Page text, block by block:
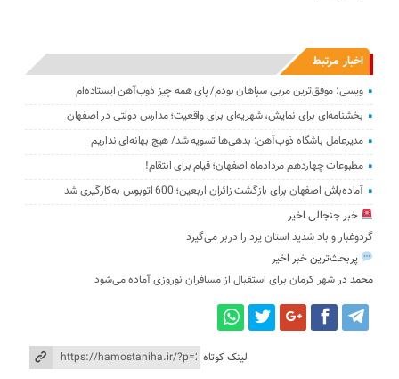
اخبار مرتبط
ویسی: موفق‌ترین مربی سپاهان بودم/ پای همه چیز ذوب‌آهن ایستاده‌ام
بخشنامه‌ای برای نمایش، شهریه‌ای برای واقعیت؛ مدارس دولتی در اصفهان
مدیرعامل باشگاه ذوب‌آهن: ‌بدهی‌ها ‌تسویه شد/ هیچ بهانه‌ای نداریم
مطبوعات چهاردهم مردادماه اصفهان؛ قیام برای انتقام!
آماده‌باش اصفهان برای بازگشت زائران اربعین؛ 600 اتوبوس به‌کارگیری شد
خبر جنجالی اخیر
گردوغبار و باد شدید استان یزد را دربر می‌گیرد
پربحث‌ترین خبر اخیر
محمد درشهر کرمان برای استقبال از مسافران نوروزی آماده می‌شود
لینک کوتاه